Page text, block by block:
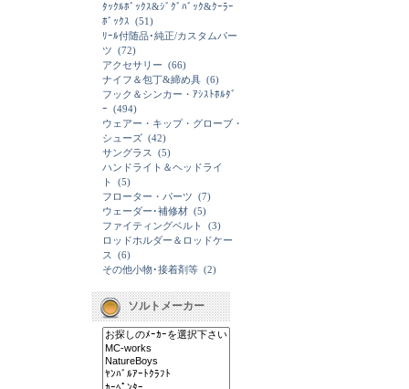
ﾀｯｸﾙﾎﾞｯｸｽ&ｼﾞｸﾞﾊﾞｯｸ&ｸｰﾗｰ
ﾎﾞｯｸｽ (51)
ﾘｰﾙ付随品･純正/カスタムパー
ツ (72)
アクセサリー (66)
ナイフ＆包丁&締め具 (6)
フック＆シンカー・ｱｼｽﾄﾎﾙﾀﾞ
ｰ (494)
ウェアー・キップ・グローブ・
シューズ (42)
サングラス
(5)
ハンドライト＆ヘッドライ
ト
(5)
フローター・パーツ (7)
ウェーダー･補修材 (5)
ファイティングベルト
(3)
ロッドホルダー＆ロッドケー
ス
(6)
その他小物･接着剤等 (2)
ソルトメーカー